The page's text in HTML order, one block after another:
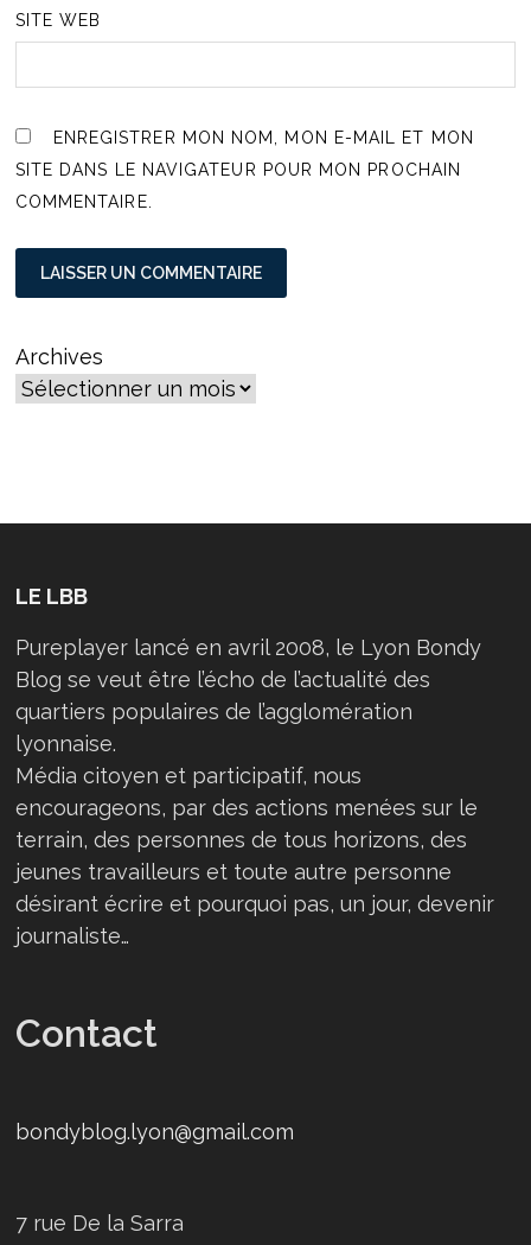
SITE WEB
ENREGISTRER MON NOM, MON E-MAIL ET MON
SITE DANS LE NAVIGATEUR POUR MON PROCHAIN
COMMENTAIRE.
Archives
LE LBB
Pureplayer lancé en avril 2008, le Lyon Bondy
Blog se veut être l’écho de l’actualité des
quartiers populaires de l’agglomération
lyonnaise.
Média citoyen et participatif, nous
encourageons, par des actions menées sur le
terrain, des personnes de tous horizons, des
jeunes travailleurs et toute autre personne
désirant écrire et pourquoi pas, un jour, devenir
journaliste…
Contact
bondyblog.lyon@gmail.com
7 rue De la Sarra